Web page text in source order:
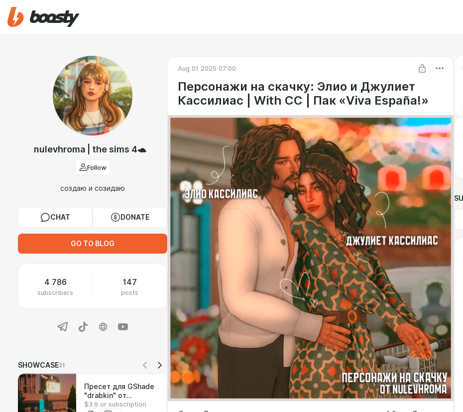
nulevhroma | the sims 4🐢
Follow
создаю и созидаю
CHAT DONATE
GO TO BLOG
4 786
subscribers
147
posts
SHOWCASE21
Пресет для GShade
"drabkin" от
nulevhroma
$3.9 or subscription
Aug 01 2025 07:00
Персонажи на скачку: Элио и Джулиет
Кассилиас | With CC | Пак «Viva España!»